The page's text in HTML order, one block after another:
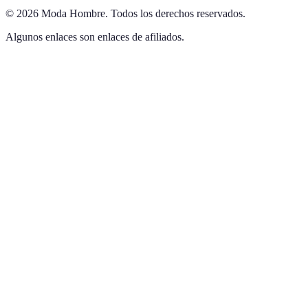
© 2026 Moda Hombre. Todos los derechos reservados.
Algunos enlaces son enlaces de afiliados.